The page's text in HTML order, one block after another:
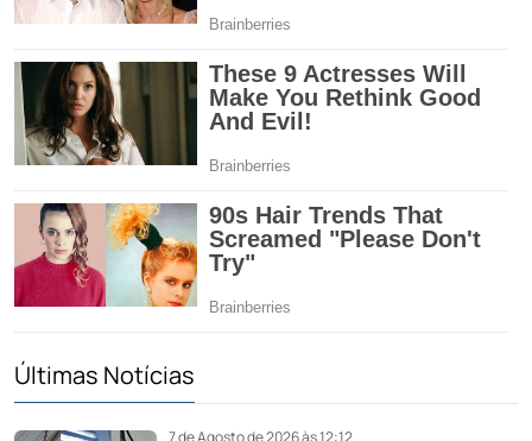
Últimas Notícias
7 de Agosto de 2026 às 12:12